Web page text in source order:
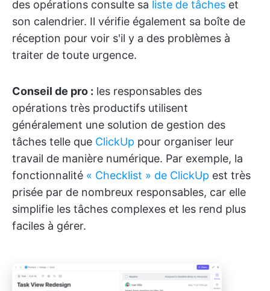
des opérations consulte sa liste de tâches et
son calendrier. Il vérifie également sa boîte de
réception pour voir s'il y a des problèmes à
traiter de toute urgence.
Conseil de pro : les responsables des
opérations très productifs utilisent
généralement une solution de gestion des
tâches telle que ClickUp pour organiser leur
travail de manière numérique. Par exemple, la
fonctionnalité « Checklist » de ClickUp est très
prisée par de nombreux responsables, car elle
simplifie les tâches complexes et les rend plus
faciles à gérer.